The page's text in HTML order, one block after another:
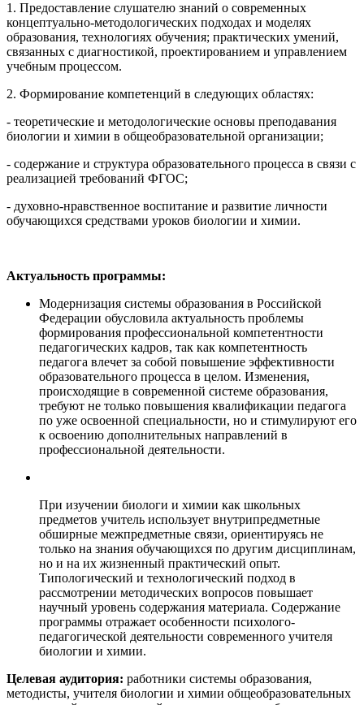
1. Предоставление слушателю знаний о современных
концептуально-методологических подходах и моделях
образования, технологиях обучения; практических умений,
связанных с диагностикой, проектированием и управлением
учебным процессом.
2. Формирование компетенций в следующих областях:
- теоретические и методологические основы преподавания
биологии и химии в общеобразовательной организации;
- содержание и структура образовательного процесса в связи с
реализацией требований ФГОС;
- духовно-нравственное воспитание и развитие личности
обучающихся средствами уроков биологии и химии.
Актуальность программы:
Модернизация системы образования в Российской
Федерации обусловила актуальность проблемы
формирования профессиональной компетентности
педагогических кадров, так как компетентность
педагога влечет за собой повышение эффективности
образовательного процесса в целом. Изменения,
происходящие в современной системе образования,
требуют не только повышения квалификации педагога
по уже освоенной специальности, но и стимулируют его
к освоению дополнительных направлений в
профессиональной деятельности.
При изучении биологи и химии как школьных
предметов учитель использует внутрипредметные
обширные межпредметные связи, ориентируясь не
только на знания обучающихся по другим дисциплинам,
но и на их жизненный практический опыт.
Типологический и технологический подход в
рассмотрении методических вопросов повышает
научный уровень содержания материала. Содержание
программы отражает особенности психолого-
педагогической деятельности современного учителя
биологии и химии.
Целевая аудитория: работники системы образования,
методисты, учителя биологии и химии общеобразовательных